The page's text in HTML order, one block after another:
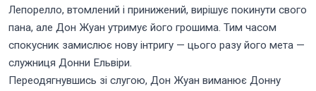
Лепорелло, втомлений і принижений, вирішує покинути свого
пана, але Дон Жуан утримує його грошима. Тим часом
спокусник замислює нову інтригу — цього разу його мета —
служниця Донни Ельвіри.
Переодягнувшись зі слугою, Дон Жуан виманює Донну